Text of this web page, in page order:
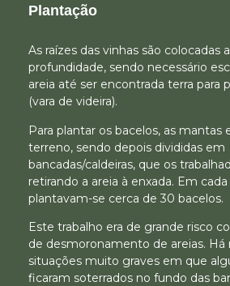
Plantação
As raízes das vinhas são colocadas
profundidade, sendo necessário
areia até ser encontrada terra para
(vara de videira).
Para plantar os bacelos, as mantas
terreno, sendo depois divididas em
bancadas/caldeiras, que os
retirando a areia à enxada. Em
plantavam-se cerca de 30 bacelos.
Este trabalho era de grande risco
de desmoronamento de areias. Há
situações muito graves em que
ficaram soterrados no fundo das